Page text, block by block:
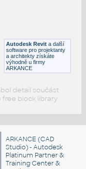
Autodesk Revit a další
software pro projektanty
a architekty získáte
výhodně u firmy
ARKANCE
detail součást
free block library
ARKANCE (CAD
Studio) - Autodesk
Platinum Partner &
Training Center &